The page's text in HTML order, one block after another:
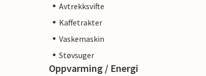
Avtrekksvifte
Kaffetrakter
Vaskemaskin
Støvsuger
Oppvarming / Energi